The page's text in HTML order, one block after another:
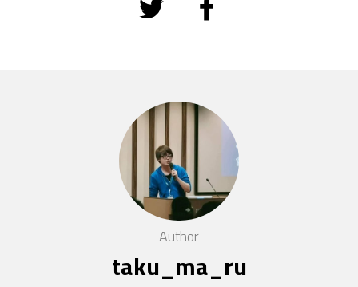
Author
taku_ma_ru